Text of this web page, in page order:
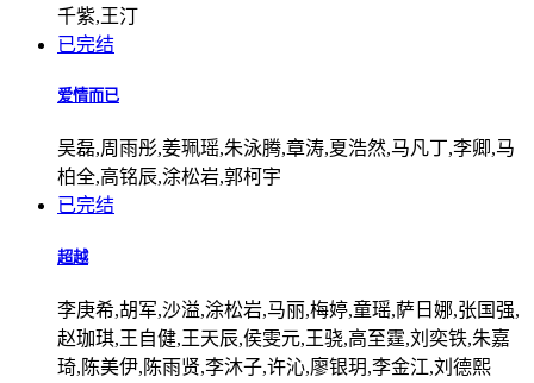
千紫,王汀
已完结
爱情而已
吴磊,周雨彤,姜珮瑶,朱泳腾,章涛,夏浩然,马凡丁,李卿,马
柏全,高铭辰,涂松岩,郭柯宇
已完结
超越
李庚希,胡军,沙溢,涂松岩,马丽,梅婷,童瑶,萨日娜,张国强,
赵珈琪,王自健,王天辰,侯雯元,王骁,高至霆,刘奕铁,朱嘉
琦,陈美伊,陈雨贤,李沐子,许沁,廖银玥,李金江,刘德熙